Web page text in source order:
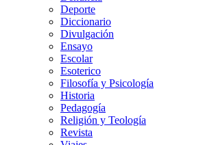
Deporte
Diccionario
Divulgación
Ensayo
Escolar
Esoterico
Filosofía y Psicología
Historia
Pedagogía
Religión y Teología
Revista